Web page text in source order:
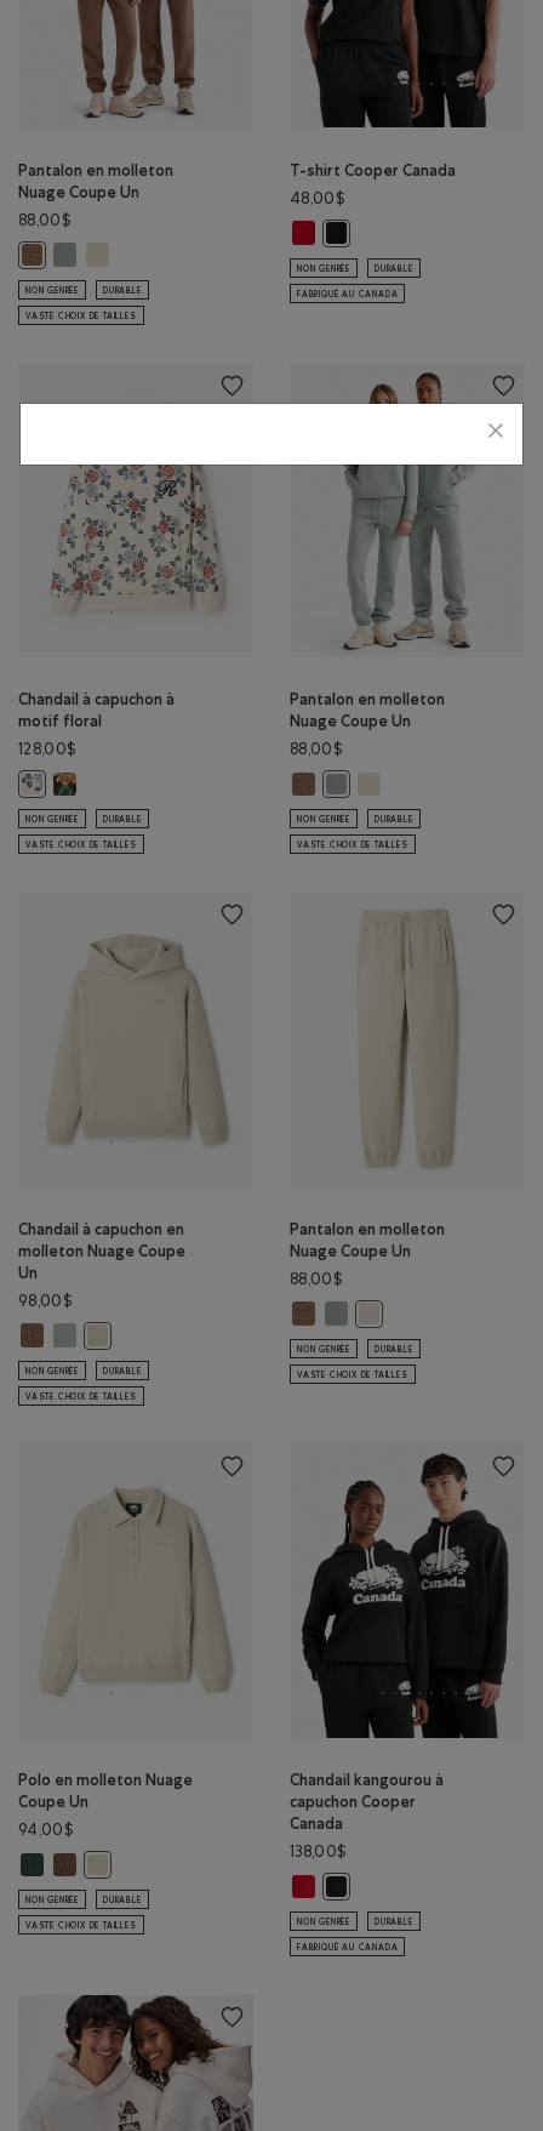
Pantalon en molleton
Nuage Coupe Un
88,00$
Pantalon en molleton Nuage Coupe Un: GRIS ARDOISE Couleur
Pantalon en molleton Nuage Coupe Un: BROUILLARD
NON GENRÉE DURABLE
VASTE CHOIX DE TAILLES
T-shirt Cooper Canada
48,00$
NON GENRÉE DURABLE
FABRIQUÉ AU CANADA
Chandail à capuchon à
motif floral
128,00$
Chandail à capuchon à motif floral: BOULEAU Couleur
Chandail à capuchon à motif floral: CAFÉ NOIR Couleur
NON GENRÉE DURABLE
VASTE CHOIX DE TAILLES
Pantalon en molleton
Nuage Coupe Un
88,00$
NON GENRÉE DURABLE
VASTE CHOIX DE TAILLES
Chandail à capuchon en
molleton Nuage Coupe
Un
98,00$
Chandail à capuchon en molleton Nuage Coupe Un: MÉLANGE BOIS
Chandail à capuchon en molleton Nuage Coupe Un: GRIS ARDOISE
NON GENRÉE DURABLE
VASTE CHOIX DE TAILLES
Pantalon en molleton
Nuage Coupe Un
88,00$
NON GENRÉE DURABLE
VASTE CHOIX DE TAILLES
Polo en molleton Nuage
Coupe Un
94,00$
Polo en molleton Nuage Coupe Un: OMBRE VERT Couleur
Polo en molleton Nuage Coupe Un: MÉLANGE BOIS D'ORME
Polo en molleton Nuage Coupe Un: BROUILLARD LONDONIEN
NON GENRÉE DURABLE
VASTE CHOIX DE TAILLES
Chandail kangourou à
capuchon Cooper
Canada
138,00$
Chandail kangourou à capuchon
NON GENRÉE DURABLE
FABRIQUÉ AU CANADA